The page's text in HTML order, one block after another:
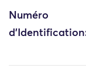
Numéro